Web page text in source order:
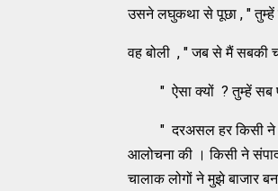
उसने लघुकथा से पूछा , " तुम्हें
वह बोली , " जब से मैं सबकी
" ऐसा क्यों ? तुम्हें सब
" दरअसल हर किसी ने मुझे
आलोचना की । किसी ने
चालाक लोगों ने मुझे बाजार